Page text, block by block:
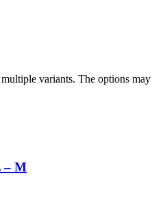
variants. The options may
– M